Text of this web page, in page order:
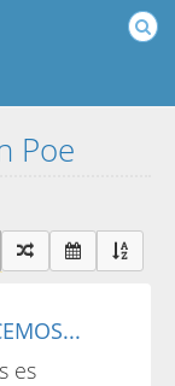
Poe
es